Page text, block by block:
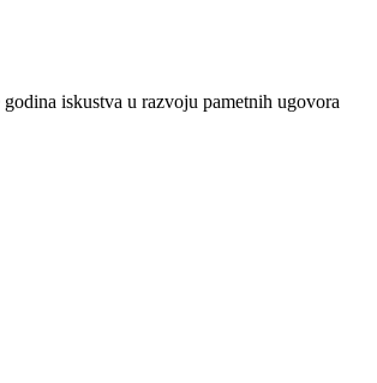
iskustva u razvoju pametnih ugovora